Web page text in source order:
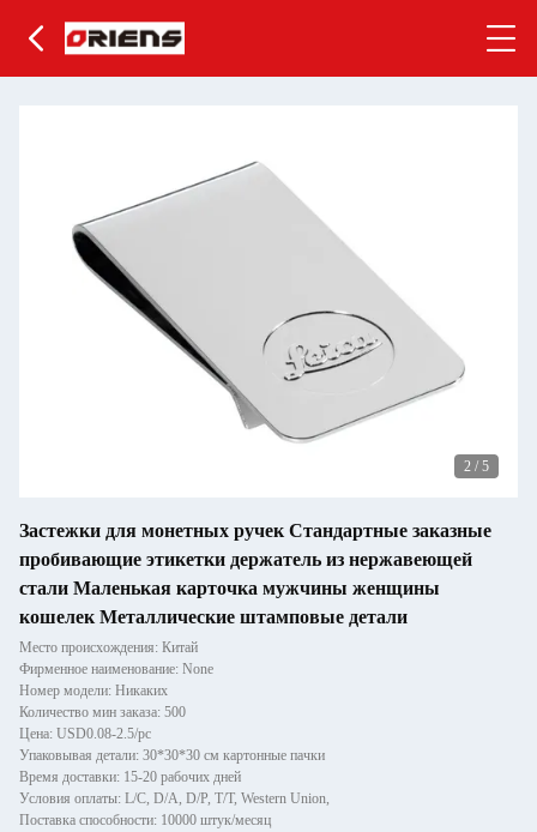
2 / 5
Застежки для монетных ручек Стандартные заказные
пробивающие этикетки держатель из нержавеющей
стали Маленькая карточка мужчины женщины
кошелек Металлические штамповые детали
Место происхождения: Китай
Фирменное наименование: None
Номер модели: Никаких
Количество мин заказа: 500
Цена: USD0.08-2.5/pc
Упаковывая детали: 30*30*30 см картонные пачки
Время доставки: 15-20 рабочих дней
Условия оплаты: L/C, D/A, D/P, T/T, Western Union,
Поставка способности: 10000 штук/месяц